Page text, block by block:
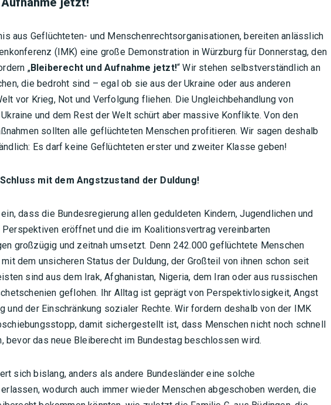
aus Geflüchteten- und Menschenrechtsorganisationen, bereiten anlässlich
(IMK) eine große Demonstration in Würzburg für Donnerstag, den
„Bleiberecht und Aufnahme jetzt!“ Wir stehen selbstverständlich an
die bedroht sind – egal ob sie aus der Ukraine oder aus anderen
vor Krieg, Not und Verfolgung fliehen. Die Ungleichbehandlung von
und dem Rest der Welt schürt aber massive Konflikte. Von den
sollten alle geflüchteten Menschen profitieren. Wir sagen deshalb
Es darf keine Geflüchteten erster und zweiter Klasse geben!
mit dem Angstzustand der Duldung!
dass die Bundesregierung allen geduldeten Kindern, Jugendlichen und
Perspektiven eröffnet und die im Koalitionsvertrag vereinbarten
großzügig und zeitnah umsetzt. Denn 242.000 geflüchtete Menschen
dem unsicheren Status der Duldung, der Großteil von ihnen schon seit
sind aus dem Irak, Afghanistan, Nigeria, dem Iran oder aus russischen
geflohen. Ihr Alltag ist geprägt von Perspektivlosigkeit, Angst
und der Einschränkung sozialer Rechte. Wir fordern deshalb von der IMK
damit sichergestellt ist, dass Menschen nicht noch schnell
bevor das neue Bleiberecht im Bundestag beschlossen wird.
sich bislang, anders als andere Bundesländer eine solche
wodurch auch immer wieder Menschen abgeschoben werden, die